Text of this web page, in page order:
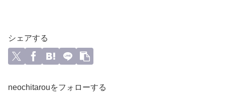
シェアする
neochitarouをフォローする